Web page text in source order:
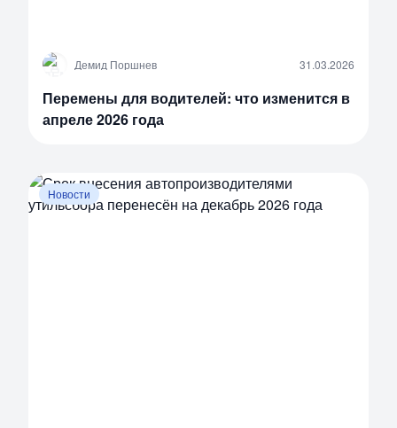
Д Демид Поршнев 31.03.2026
Перемены для водителей: что изменится в
апреле 2026 года
Новости